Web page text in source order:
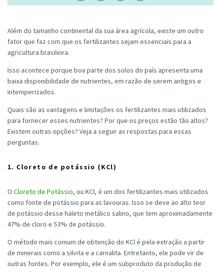
Além do tamanho continental da sua área agrícola, existe um outro
fator que faz com que os fertilizantes sejam essenciais para a
agricultura brasileira.
Isso acontece porque boa parte dos solos do país apresenta uma
baixa disponibilidade de nutrientes, em razão de serem antigos e
intemperizados.
Quais são as vantagens e limitações os fertilizantes mais utilizados
para fornecer esses nutrientes? Por que os preços estão tão altos?
Existem outras opções? Veja a seguir as respostas para essas
perguntas.
1. Cloreto de potássio (KCl)
O Cloreto de Potássio, ou KCl, é um dos fertilizantes mais utilizados
como fonte de potássio para as lavouras. Isso se deve ao alto teor
de potássio desse haleto metálico salino, que tem aproximadamente
47% de cloro e 53% de potássio.
O método mais comum de obtenção do KCl é pela extração a partir
de minerais como a silvita e a carnalita. Entretanto, ele pode vir de
outras fontes. Por exemplo, ele é um subproduto da produção de